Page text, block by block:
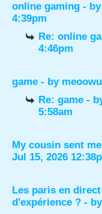
online gaming - by
4:39pm
Re: online
4:46pm
game - by
Re: game -
5:58am
My cousin sent
Jul 15, 2026
Les paris en
d'expérience ? - by